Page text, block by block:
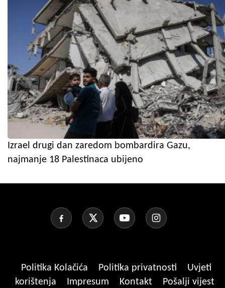
Izrael drugi dan zaredom bombardira Gazu,
najmanje 18 Palestinaca ubijeno
Politika Kolačića Politika privatnosti
Uvjeti
korištenja
Impresum Kontakt
Pošalji vijest